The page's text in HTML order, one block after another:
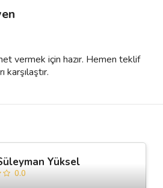
vermek için hazır. Hemen teklif
karşılaştır.
Yüksel
0.0